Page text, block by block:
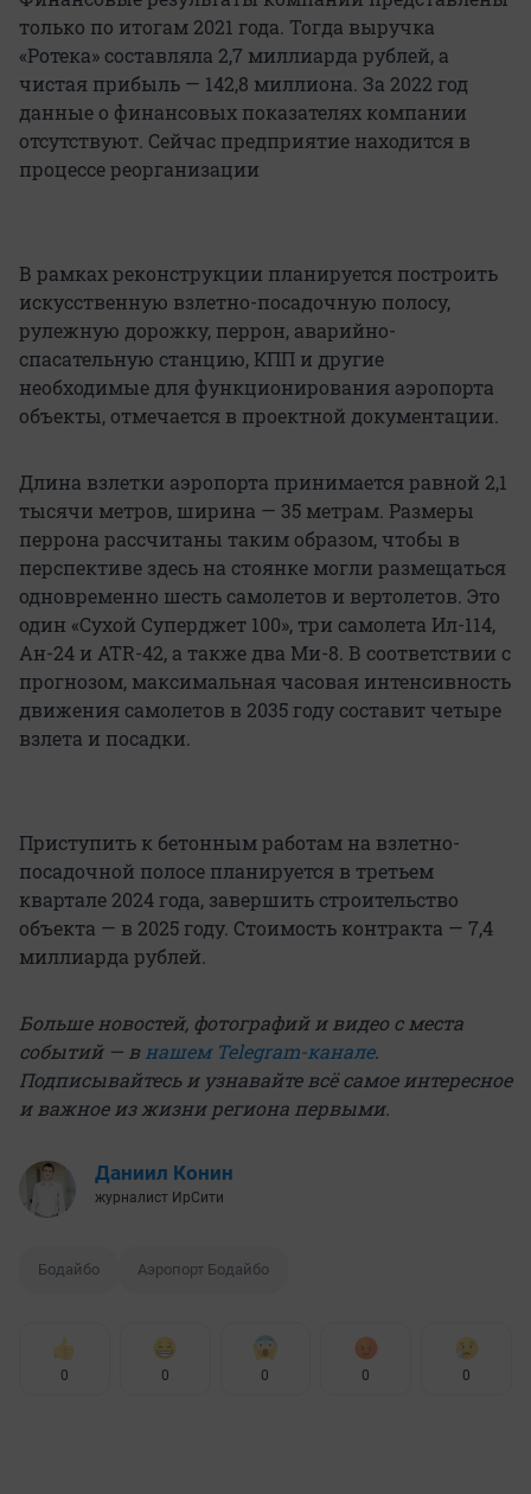
только по итогам 2021 года. Тогда выручка
«Ротека» составляла 2,7 миллиарда рублей, а
чистая прибыль — 142,8 миллиона. За 2022 год
данные о финансовых показателях компании
отсутствуют. Сейчас предприятие находится в
процессе реорганизации
В рамках реконструкции планируется построить
искусственную взлетно-посадочную полосу,
рулежную дорожку, перрон, аварийно-
спасательную станцию, КПП и другие
необходимые для функционирования аэропорта
объекты, отмечается в проектной документации.
Длина взлетки аэропорта принимается равной 2,1
тысячи метров, ширина — 35 метрам. Размеры
перрона рассчитаны таким образом, чтобы в
перспективе здесь на стоянке могли размещаться
одновременно шесть самолетов и вертолетов. Это
один «Сухой Суперджет 100», три самолета Ил-114,
Ан-24 и ATR-42, а также два Ми-8. В соответствии с
прогнозом, максимальная часовая интенсивность
движения самолетов в 2035 году составит четыре
взлета и посадки.
Приступить к бетонным работам на взлетно-
посадочной полосе планируется в третьем
квартале 2024 года, завершить строительство
объекта — в 2025 году. Стоимость контракта — 7,4
миллиарда рублей.
Больше новостей, фотографий и видео с места
событий — внашем Telegram-канале.
Подписывайтесь и узнавайте всё самое интересное
и важное из жизни региона первыми.
Даниил Конин
журналист ИрСити
Бодайбо Аэропорт Бодайбо
0 0 0 0 0